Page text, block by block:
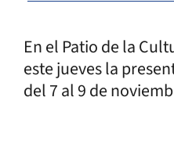
En el Patio de la
este jueves la
del 7 al 9 de